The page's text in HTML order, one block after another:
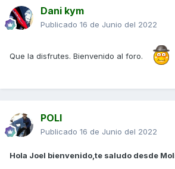
Dani kym
Publicado 16 de Junio del 2022
Que la disfrutes. Bienvenido al foro.
POLI
Publicado 16 de Junio del 2022
Hola Joel bienvenido,te saludo desde